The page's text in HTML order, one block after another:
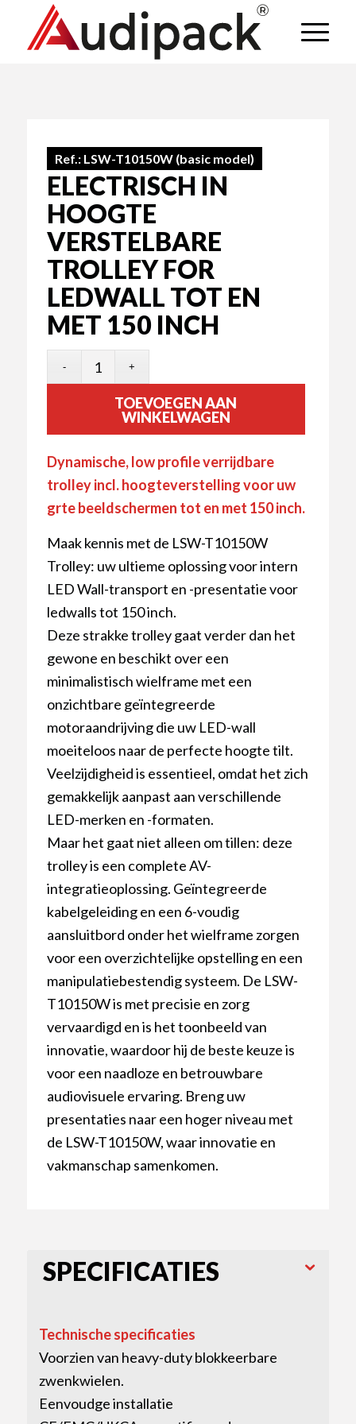
Ref.: LSW-T10150W (basic model)
ELECTRISCH IN
HOOGTE
VERSTELBARE
TROLLEY FOR
LEDWALL TOT EN
MET 150 INCH
TOEVOEGEN AAN
WINKELWAGEN
Dynamische, low profile verrijdbare
trolley incl. hoogteverstelling voor uw
grte beeldschermen tot en met 150 inch.
Maak kennis met de LSW-T10150W
Trolley: uw ultieme oplossing voor intern
LED Wall-transport en -presentatie voor
ledwalls tot 150 inch.
Deze strakke trolley gaat verder dan het
gewone en beschikt over een
minimalistisch wielframe met een
onzichtbare geïntegreerde
motoraandrijving die uw LED-wall
moeiteloos naar de perfecte hoogte tilt.
Veelzijdigheid is essentieel, omdat het zich
gemakkelijk aanpast aan verschillende
LED-merken en -formaten.
Maar het gaat niet alleen om tillen: deze
trolley is een complete AV-
integratieoplossing. Geïntegreerde
kabelgeleiding en een 6-voudig
aansluitbord onder het wielframe zorgen
voor een overzichtelijke opstelling en een
manipulatiebestendig systeem. De LSW-
T10150W is met precisie en zorg
vervaardigd en is het toonbeeld van
innovatie, waardoor hij de beste keuze is
voor een naadloze en betrouwbare
audiovisuele ervaring. Breng uw
presentaties naar een hoger niveau met
de LSW-T10150W, waar innovatie en
vakmanschap samenkomen.
SPECIFICATIES
Technische specificaties
Voorzien van heavy-duty blokkeerbare
zwenkwielen.
Eenvoudge installatie